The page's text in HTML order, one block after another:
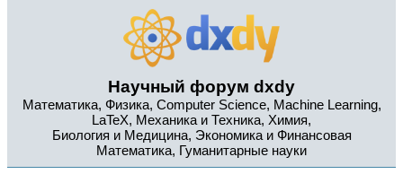
Научный форум dxdy
Математика, Физика, Computer Science, Machine Learning,
LaTeX, Механика и Техника, Химия,
Биология и Медицина, Экономика и Финансовая
Математика, Гуманитарные науки